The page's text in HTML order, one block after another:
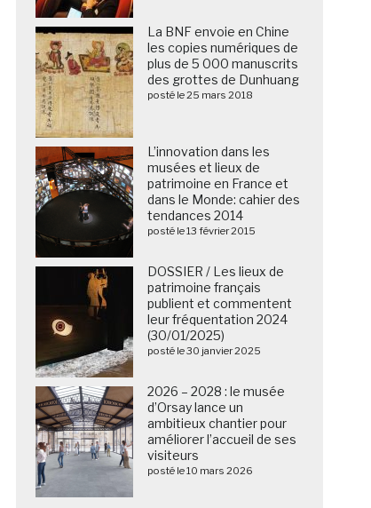
La BNF envoie en Chine
les copies numériques de
plus de 5 000 manuscrits
des grottes de Dunhuang
posté le 25 mars 2018
L’innovation dans les
musées et lieux de
patrimoine en France et
dans le Monde: cahier des
tendances 2014
posté le 13 février 2015
DOSSIER / Les lieux de
patrimoine français
publient et commentent
leur fréquentation 2024
(30/01/2025)
posté le 30 janvier 2025
2026 – 2028 : le musée
d’Orsay lance un
ambitieux chantier pour
améliorer l’accueil de ses
visiteurs
posté le 10 mars 2026